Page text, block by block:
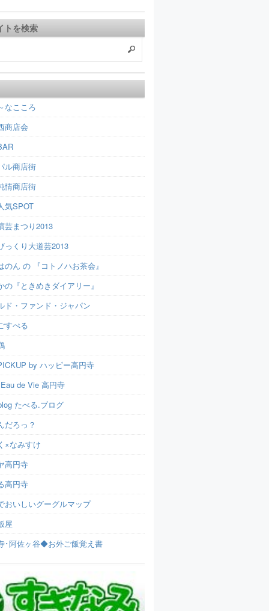
トを検索
なこころ
商店会
ル商店街
情商店街
気SPOT
芸まつり2013
っくり大道芸2013
のん の 『コトノハお茶会』
の『ときめきダイアリー』
ド・ファンド・ジャパン
すぺる
by ハッピー高円寺
de Vie 高円寺
たべる.ブログ
だろっ？
×なみすけ
高円寺
高円寺
おいしいグーグルマップ
屋
･阿佐ヶ谷◆お外ご飯覚え書